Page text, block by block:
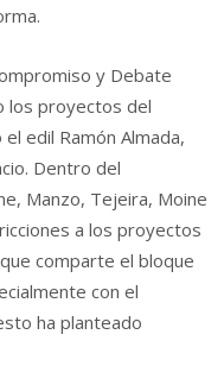
y Debate
los proyectos del
edil Ramón Almada,
Dentro del
Manzo, Tejeira, Moine
a los proyectos
comparte el bloque
con el
ha planteado